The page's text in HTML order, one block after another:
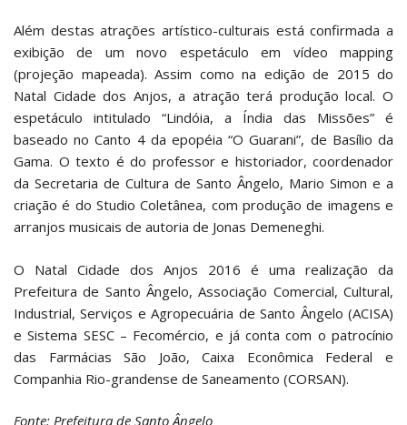
Além destas atrações artístico-culturais está confirmada a
exibição de um novo espetáculo em vídeo mapping
(projeção mapeada). Assim como na edição de 2015 do
Natal Cidade dos Anjos, a atração terá produção local. O
espetáculo intitulado “Lindóia, a Índia das Missões” é
baseado no Canto 4 da epopéia “O Guarani”, de Basílio da
Gama. O texto é do professor e historiador, coordenador
da Secretaria de Cultura de Santo Ângelo, Mario Simon e a
criação é do Studio Coletânea, com produção de imagens e
arranjos musicais de autoria de Jonas Demeneghi.
O Natal Cidade dos Anjos 2016 é uma realização da
Prefeitura de Santo Ângelo, Associação Comercial, Cultural,
Industrial, Serviços e Agropecuária de Santo Ângelo (ACISA)
e Sistema SESC – Fecomércio, e já conta com o patrocínio
das Farmácias São João, Caixa Econômica Federal e
Companhia Rio-grandense de Saneamento (CORSAN).
Fonte: Prefeitura de Santo Ângelo